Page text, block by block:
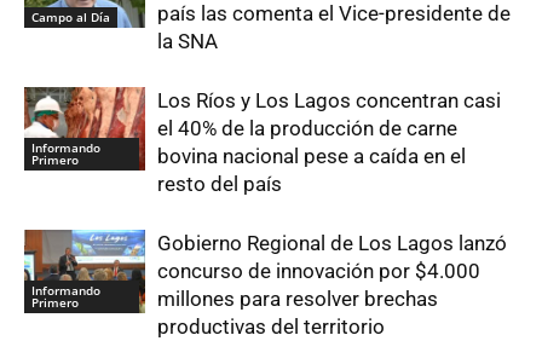
Campo al Día
país las comenta el Vice-presidente de
la SNA
Informando
Primero
Los Ríos y Los Lagos concentran casi
el 40% de la producción de carne
bovina nacional pese a caída en el
resto del país
Informando
Primero
Gobierno Regional de Los Lagos lanzó
concurso de innovación por $4.000
millones para resolver brechas
productivas del territorio